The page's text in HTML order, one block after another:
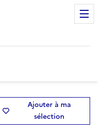
Ajouter à ma
sélection